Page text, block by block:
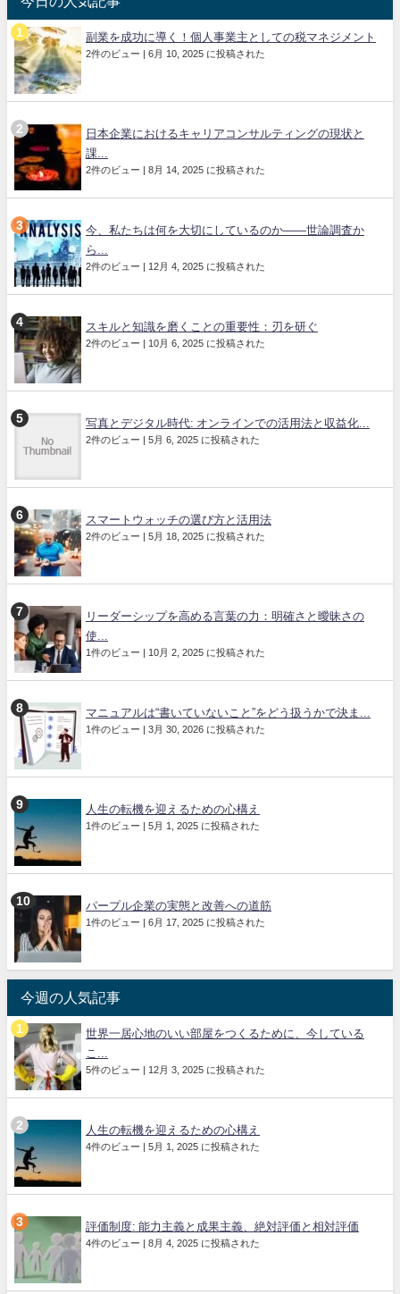
副業を成功に導く！個人事業主としての税マネジメント
2件のビュー | 6月 10, 2025 に投稿された
日本企業におけるキャリアコンサルティングの現状と
課...
2件のビュー | 8月 14, 2025 に投稿された
今、私たちは何を大切にしているのか——世論調査か
ら...
2件のビュー | 12月 4, 2025 に投稿された
スキルと知識を磨くことの重要性：刃を研ぐ
2件のビュー | 10月 6, 2025 に投稿された
写真とデジタル時代: オンラインでの活用法と収益化...
2件のビュー | 5月 6, 2025 に投稿された
スマートウォッチの選び方と活用法
2件のビュー | 5月 18, 2025 に投稿された
リーダーシップを高める言葉の力：明確さと曖昧さの
使...
1件のビュー | 10月 2, 2025 に投稿された
マニュアルは“書いていないこと”をどう扱うかで決ま...
1件のビュー | 3月 30, 2026 に投稿された
人生の転機を迎えるための心構え
1件のビュー | 5月 1, 2025 に投稿された
パープル企業の実態と改善への道筋
1件のビュー | 6月 17, 2025 に投稿された
今週の人気記事
世界一居心地のいい部屋をつくるために、今している
こ...
5件のビュー | 12月 3, 2025 に投稿された
人生の転機を迎えるための心構え
4件のビュー | 5月 1, 2025 に投稿された
評価制度: 能力主義と成果主義、絶対評価と相対評価
4件のビュー | 8月 4, 2025 に投稿された